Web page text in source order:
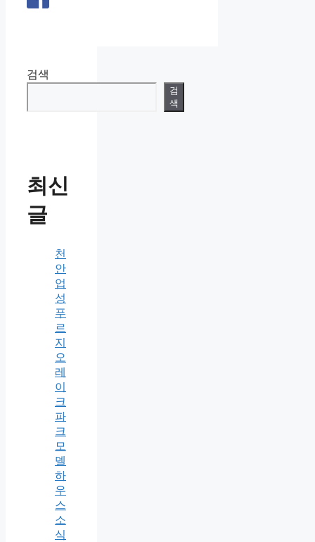
검색
검
색
최신
글
천
안
업
성
푸
르
지
오
레
이
크
파
크
모
델
하
우
스
소
식